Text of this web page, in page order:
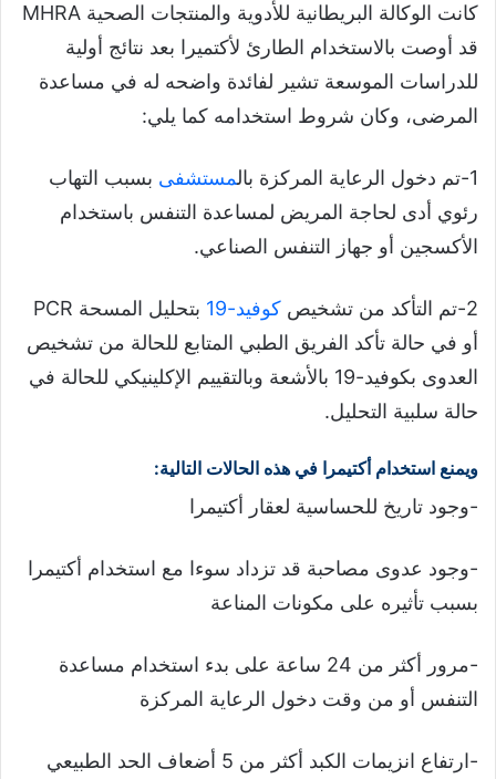
كانت الوكالة البريطانية للأدوية والمنتجات الصحية MHRA
قد أوصت بالاستخدام الطارئ لأكتميرا بعد نتائج أولية
للدراسات الموسعة تشير لفائدة واضحه له في مساعدة
المرضى، وكان شروط استخدامه كما يلي:
1-تم دخول الرعاية المركزة بال مستشفى بسبب التهاب
رئوي أدى لحاجة المريض لمساعدة التنفس باستخدام
الأكسجين أو جهاز التنفس الصناعي.
2-تم التأكد من تشخيص كوفيد-19
بتحليل المسحة PCR
أو في حالة تأكد الفريق الطبي المتابع للحالة من تشخيص
العدوى بكوفيد-19 بالأشعة وبالتقييم الإكلينيكي للحالة في
حالة سلبية التحليل.
ويمنع استخدام أكتيمرا في هذه الحالات التالية:
-وجود تاريخ للحساسية لعقار أكتيمرا
-وجود عدوى مصاحبة قد تزداد سوءا مع استخدام أكتيمرا
بسبب تأثيره على مكونات المناعة
-مرور أكثر من 24 ساعة على بدء استخدام مساعدة
التنفس أو من وقت دخول الرعاية المركزة
-ارتفاع انزيمات الكبد أكثر من 5 أضعاف الحد الطبيعي